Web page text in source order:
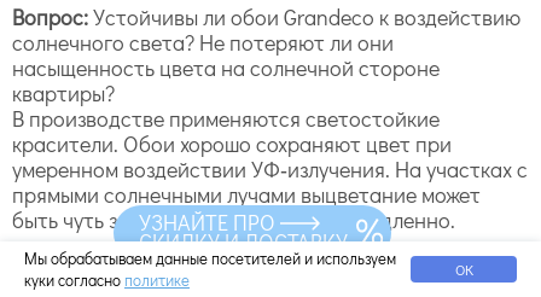
Вопрос:Устойчивы ли обои Grandeco к воздействию
солнечного света? Не потеряют ли они
насыщенность цвета на солнечной стороне
квартиры?
В производстве применяются светостойкие
красители. Обои хорошо сохраняют цвет при
умеренном воздействии УФ‑излучения. На участках с
прямыми солнечными лучами выцветание может
быть чуть заметнее, но происходит медленно.
Вопрос:Допускают ли обои Grandeco влажную
Мы обрабатываем данные посетителей и используем
куки согласно политике ОК
УЗНАЙТЕ ПРО
СКИДКУ И ДОСТАВКУ